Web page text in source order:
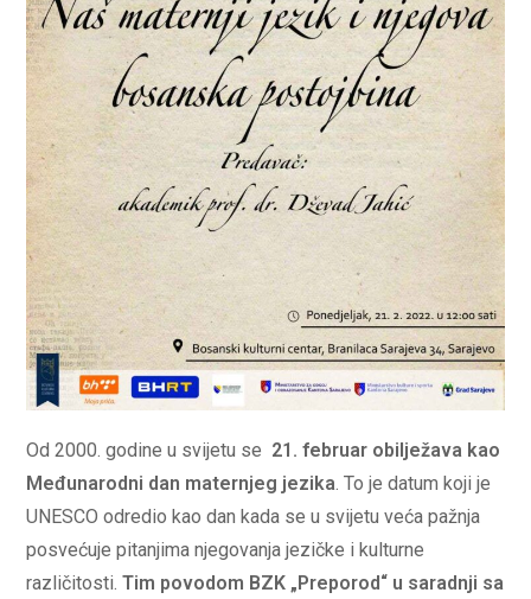
Od 2000. godine u svijetu se 21. februar obilježava kao
Međunarodni dan maternjeg jezika. To je datum koji je
UNESCO odredio kao dan kada se u svijetu veća pažnja
posvećuje pitanjima njegovanja jezičke i kulturne
različitosti.Tim povodom BZK „Preporod“ u saradnji sa